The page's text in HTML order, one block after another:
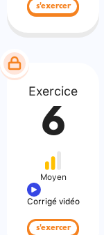
s'exercer
Exercice
6
Moyen
Corrigé vidéo
s'exercer